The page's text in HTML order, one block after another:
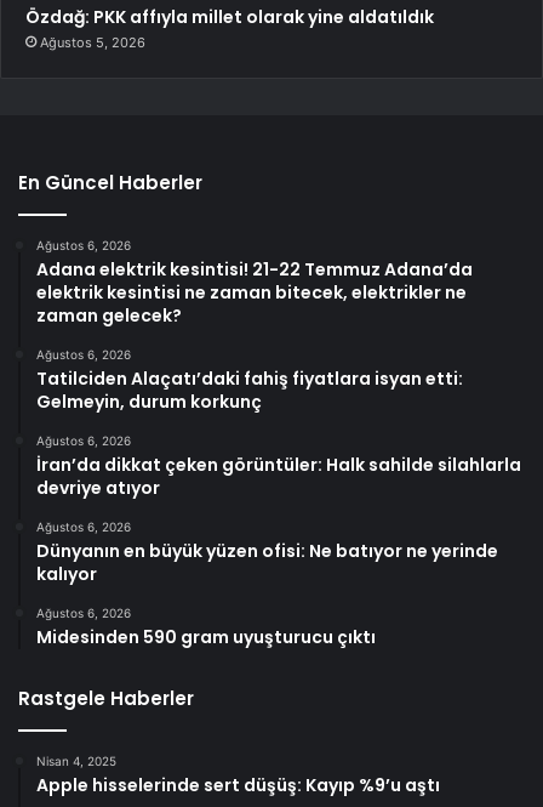
Özdağ: PKK affıyla millet olarak yine aldatıldık
Ağustos 5, 2026
En Güncel Haberler
Ağustos 6, 2026
Adana elektrik kesintisi! 21-22 Temmuz Adana’da
elektrik kesintisi ne zaman bitecek, elektrikler ne
zaman gelecek?
Ağustos 6, 2026
Tatilciden Alaçatı’daki fahiş fiyatlara isyan etti:
Gelmeyin, durum korkunç
Ağustos 6, 2026
İran’da dikkat çeken görüntüler: Halk sahilde silahlarla
devriye atıyor
Ağustos 6, 2026
Dünyanın en büyük yüzen ofisi: Ne batıyor ne yerinde
kalıyor
Ağustos 6, 2026
Midesinden 590 gram uyuşturucu çıktı
Rastgele Haberler
Nisan 4, 2025
Apple hisselerinde sert düşüş: Kayıp %9’u aştı